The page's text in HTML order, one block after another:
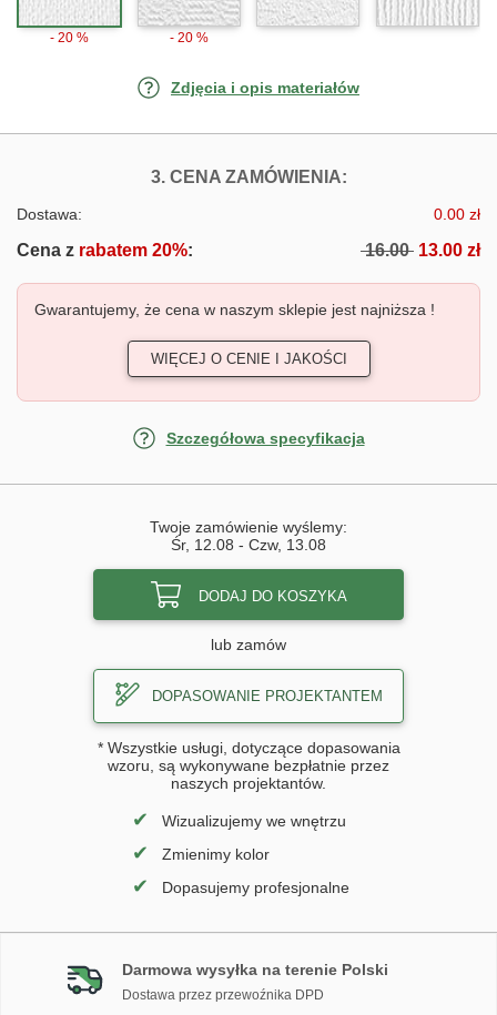
- 20 % - 20 %
Zdjęcia i opis materiałów
3. CENA ZAMÓWIENIA:FOTOTAPETY
Dostawa: 0.00 zł
Cena z rabatem 20%: 16.00 13.00 zł
Gwarantujemy, że cena w naszym sklepie jest najniższa !
WIĘCEJ O CENIE I JAKOŚCI
Szczegółowa specyfikacja
Twoje zamówienie wyślemy:
Śr, 12.08 - Czw, 13.08
DODAJ DO KOSZYKA
lub zamów
DOPASOWANIE PROJEKTANTEM
* Wszystkie usługi, dotyczące dopasowania
wzoru, są wykonywane bezpłatnie przez
naszych projektantów.
✔ Wizualizujemy we wnętrzu
✔ Zmienimy kolor
✔ Dopasujemy profesjonalne
Darmowa wysyłka na terenie Polski
Dostawa przez przewoźnika DPD